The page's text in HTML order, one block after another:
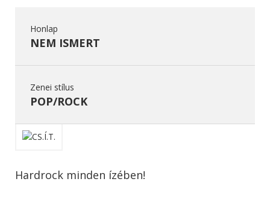
Honlap
NEM ISMERT
Zenei stílus
POP/ROCK
Hardrock minden ízében!